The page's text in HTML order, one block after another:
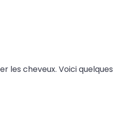
les cheveux. Voici quelques